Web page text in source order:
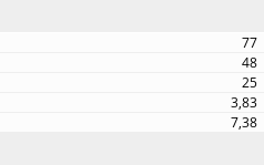
77
48
25
3,83
7,38